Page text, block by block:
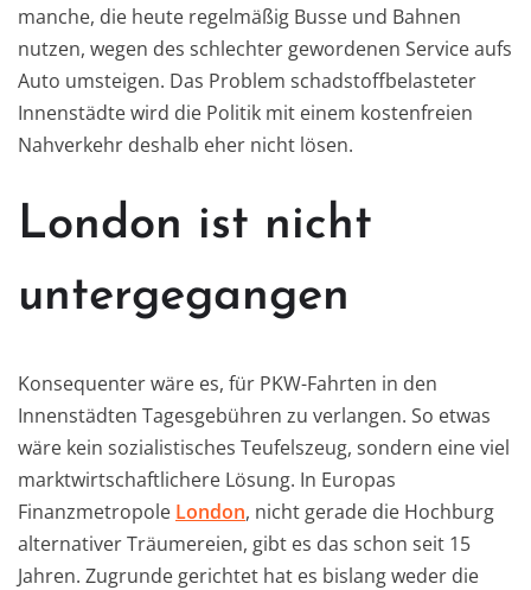
manche, die heute regelmäßig Busse und Bahnen
nutzen, wegen des schlechter gewordenen Service aufs
Auto umsteigen. Das Problem schadstoffbelasteter
Innenstädte wird die Politik mit einem kostenfreien
Nahverkehr deshalb eher nicht lösen.
London ist nicht
untergegangen
Konsequenter wäre es, für PKW-Fahrten in den
Innenstädten Tagesgebühren zu verlangen. So etwas
wäre kein sozialistisches Teufelszeug, sondern eine viel
marktwirtschaftlichere Lösung. In Europas
Finanzmetropole London, nicht gerade die Hochburg
alternativer Träumereien, gibt es das schon seit 15
Jahren. Zugrunde gerichtet hat es bislang weder die